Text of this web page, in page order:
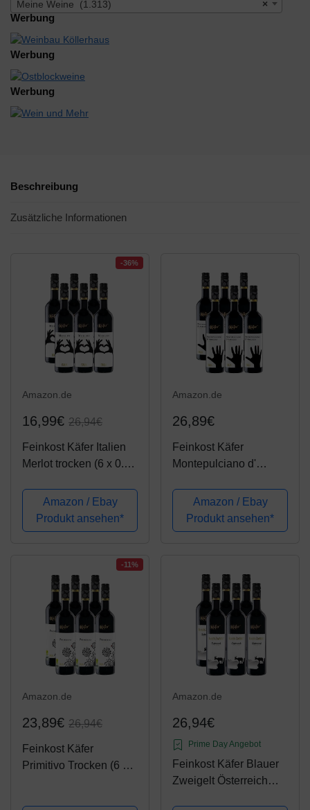
×
Meine Weine (1.313)
Werbung
Werbung
Werbung
Beschreibung
Zusätzliche Informationen
-36%
Amazon.de
16,99€ 26,94€
Feinkost Käfer Italien
Merlot trocken (6 x 0.75
Amazon / Ebay
Produkt ansehen*
Amazon.de
26,89€
Feinkost Käfer
Montepulciano d'
x 0.75 l)Amazon / Ebay
Produkt ansehen*
-11%
Amazon.de
23,89€ 26,94€
Feinkost Käfer
Primitivo Trocken (6 x
Amazon.de
26,94€
Prime Day Angebot
Feinkost Käfer Blauer
Zweigelt Österreich